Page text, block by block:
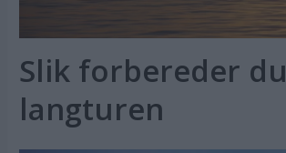
Slik forbereder du
langturen